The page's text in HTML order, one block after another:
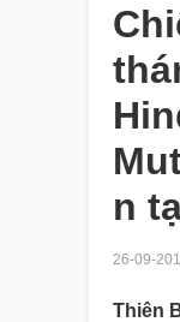
n
26-09-
Thiên